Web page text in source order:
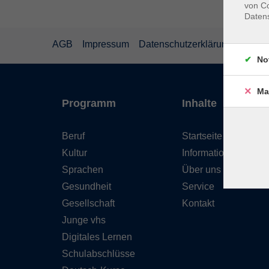
AGB Impressum Datenschutzerklärung
Programm
Beruf
Kultur
Sprachen
Gesundheit
Gesellschaft
Junge vhs
Digitales Lernen
Schulabschlüsse
Inhalte
Startseite
Informationen
Über uns
Service
Kontakt
von